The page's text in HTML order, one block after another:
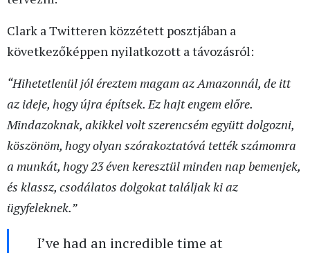
Clark a Twitteren közzétett posztjában a
következőképpen nyilatkozott a távozásról:
“Hihetetlenül jól éreztem magam az Amazonnál, de itt
az ideje, hogy újra építsek. Ez hajt engem előre.
Mindazoknak, akikkel volt szerencsém együtt dolgozni,
köszönöm, hogy olyan szórakoztatóvá tették számomra
a munkát, hogy 23 éven keresztül minden nap bemenjek,
és klassz, csodálatos dolgokat találjak ki az
ügyfeleknek.”
I’ve had an incredible time at